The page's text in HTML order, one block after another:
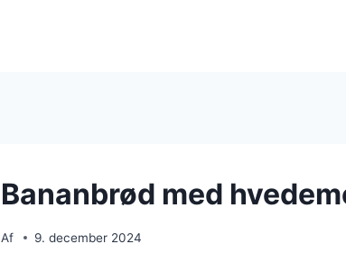
Bananbrød med
Af 9. december 2024